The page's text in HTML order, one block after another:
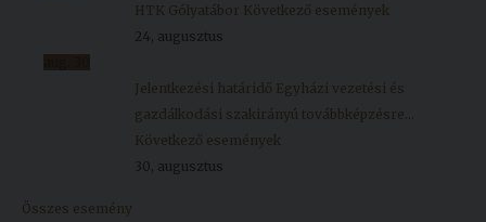
HTK Gólyatábor Következő események
24, augusztus
Jelentkezési határidő Egyházi vezetési és
gazdálkodási szakirányú továbbképzésre...
Következő események
30, augusztus
Összes esemény